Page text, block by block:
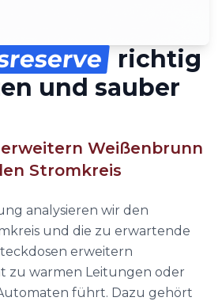
richtig
und sauber
erweitern Weißenbrunn
Stromkreis
analysieren wir den
und die zu erwartende
erweitern
zu warmen Leitungen oder
führt. Dazu gehört